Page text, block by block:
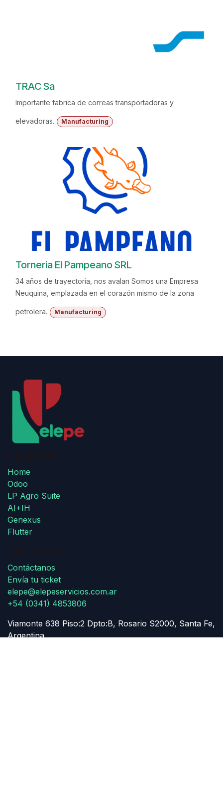
TRAC Sa
Importante fabrica de correas transportadoras y
elevadoras. Manufacturing
Torneria El Pampeano SRL
34 años de trayectoria, nos avalan Somos una Empresa
Neuquina, emplazada en el corazón mismo de la zona
petrolera. Manufacturing
Home
Odoo
LP Agro Suite
AI+IH
Genexus
Flutter
Contáctanos
Envía tu ticket
elepe@elepeservicios.com.ar
+54 (0341) 4853806
Viamonte 638 Piso:2 Dpto:B, Rosario S2000, Santa Fe,
Argentina